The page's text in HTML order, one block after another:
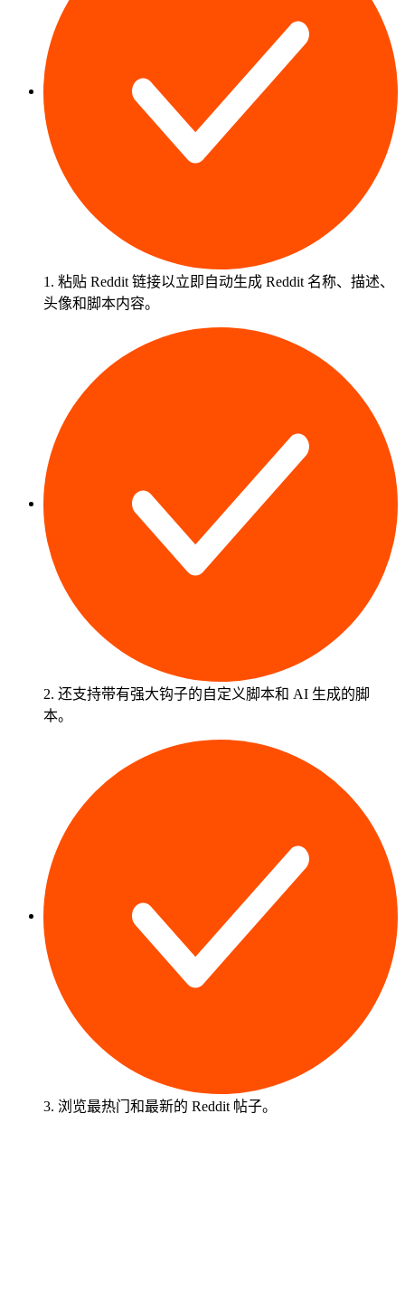
1. 粘贴 Reddit 链接以立即自动生成 Reddit 名称、描述、
头像和脚本内容。
2. 还支持带有强大钩子的自定义脚本和 AI 生成的脚
本。
3. 浏览最热门和最新的 Reddit 帖子。